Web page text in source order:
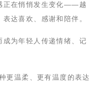
正在悄悄发生变化——越
达喜欢、感谢和陪伴。
为年轻人传递情绪、记
更温柔、更有温度的表达